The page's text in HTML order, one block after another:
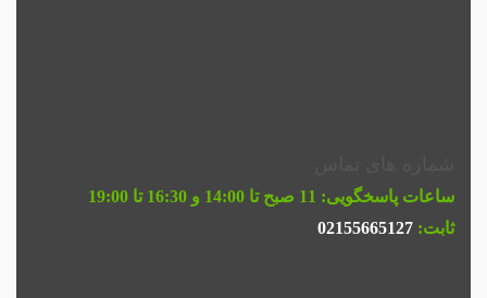
ساعات پاسخگویی:
ثابت: 02155665127